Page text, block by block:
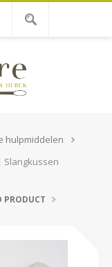
hulpmiddelen
Slangkussen
PRODUCT